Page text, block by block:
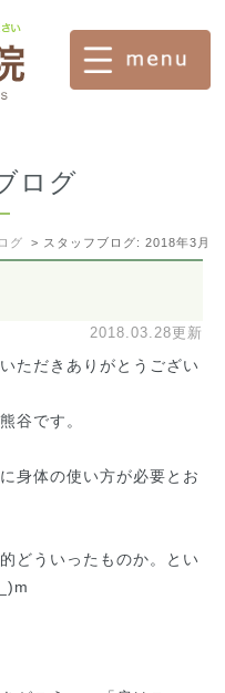
ログ
グ スタッフブログ: 2018年3月
2018.03.28更新
ただきありがとうござい
谷です。
身体の使い方が必要とお
どういったものか。とい